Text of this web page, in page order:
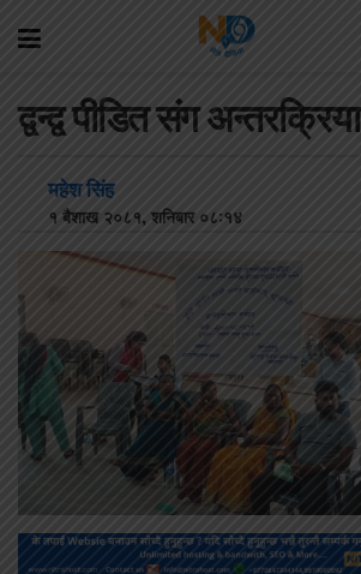
द्वन्द्व पीडित संग अन्तरक्रिया
महेश सिंह
१ बैशाख २०८१, शनिबार ०८:१४